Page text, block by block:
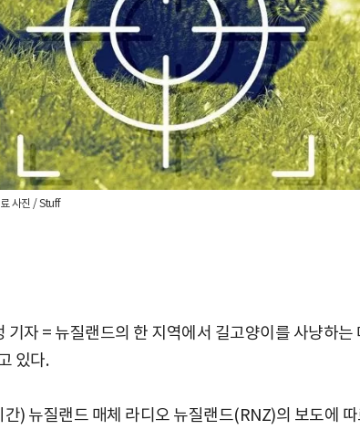
사진 / Stuff
자 = 뉴질랜드의 한 지역에서 길고양이를 사냥하는
있다.
) 뉴질랜드 매체 라디오 뉴질랜드(RNZ)의 보도에